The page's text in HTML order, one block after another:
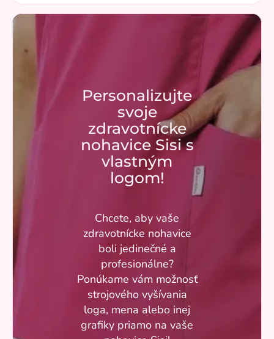
Personalizujte
svoje
zdravotnícke
nohavice Sisi s
vlastným
logom!
Chcete, aby vaše
zdravotnícke nohavice
boli jedinečné a
profesionálne?
Ponúkame vám možnosť
strojového vyšívania
loga, mena alebo inej
grafiky priamo na vaše